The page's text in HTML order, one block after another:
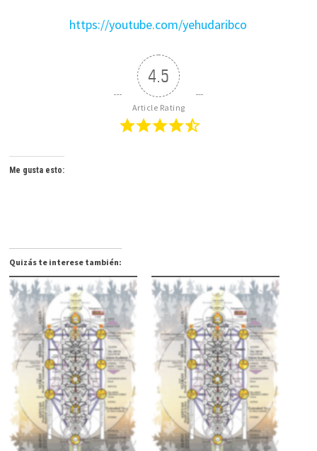
https://youtube.com/yehudaribco
4.5
Article Rating
Me gusta esto:
Quizás te interese también: